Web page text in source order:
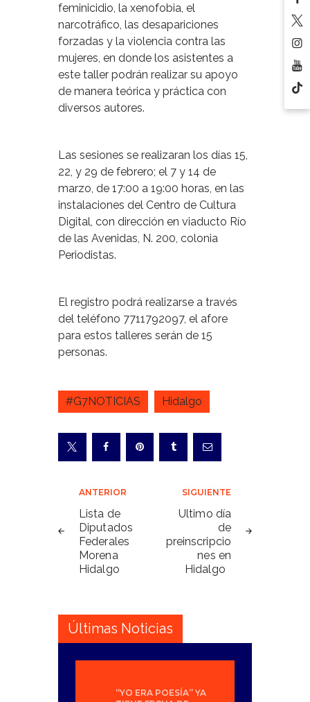
feminicidio, la xenofobia, el
narcotráfico, las desapariciones
forzadas y la violencia contra las
mujeres, en donde los asistentes a
este taller podrán realizar su apoyo
de manera teórica y práctica con
diversos autores.
Las sesiones se realizaran los días 15,
22, y 29 de febrero; el 7 y 14 de
marzo, de 17:00 a 19:00 horas, en las
instalaciones del Centro de Cultura
Digital, con dirección en viaducto Río
de las Avenidas, N. 200, colonia
Periodistas.
El registro podrá realizarse a través
del teléfono 7711792097, el afore
para estos talleres serán de 15
personas.
#G7NOTICIAS Hidalgo
Navegación
de
entradas
ANTERIOR
Lista de
Diputados
Federales
Morena
Hidalgo
SIGUIENTE
Ultimo día
de
preinscripcio
nes en
Hidalgo
Últimas Noticias
“YO ERA POESÍA” YA